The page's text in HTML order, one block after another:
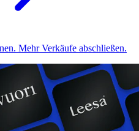
Mehr Verkäufe abschließen.